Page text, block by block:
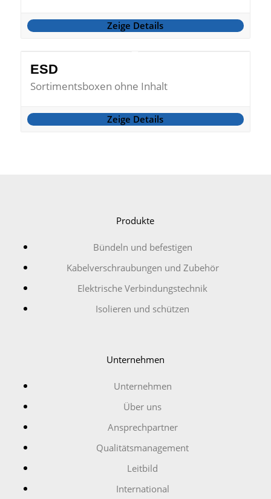
Zeige Details
ESD
Sortimentsboxen ohne Inhalt
Zeige Details
Produkte
Bündeln und befestigen
Kabelverschraubungen und Zubehör
Elektrische Verbindungstechnik
Isolieren und schützen
Unternehmen
Unternehmen
Über uns
Ansprechpartner
Qualitätsmanagement
Leitbild
International